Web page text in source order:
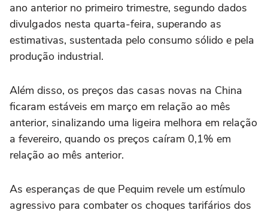
ano anterior no primeiro trimestre, segundo dados
divulgados nesta quarta-feira, superando as
estimativas, sustentada pelo consumo sólido e pela
produção industrial.
Além disso, os preços das casas novas na China
ficaram estáveis em março em relação ao mês
anterior, sinalizando uma ligeira melhora em relação
a fevereiro, quando os preços caíram 0,1% em
relação ao mês anterior.
As esperanças de que Pequim revele um estímulo
agressivo para combater os choques tarifários dos